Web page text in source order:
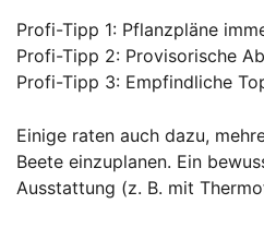
Profi-Tipp 1: Pflanzpläne
Profi-Tipp 2: Provisorische
Profi-Tipp 3: Empfindliche
Einige raten auch dazu,
Beete einzuplanen. Ein
Ausstattung (z. B. mit